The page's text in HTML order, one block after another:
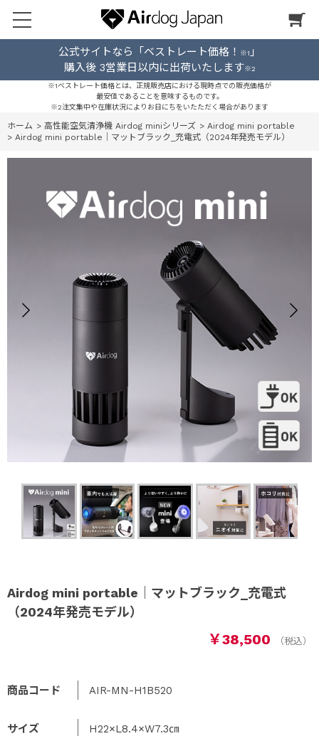
公式サイトなら「ベストレート価格！ ※1 」
購入後 3営業日以内に出荷いたします※2
※1ベストレート価格とは、正規販売店における現時点での販売価格が
最安値であることを意味するものです。
※2注文集中や在庫状況によりお日にちをいたただく場合があります
ホーム > 高性能空気清浄機 Airdog miniシリーズ > Airdog mini portable
> Airdog mini portable｜マットブラック_充電式（2024年発売モデル）
Airdog mini portable｜マットブラック_充電式
（2024年発売モデル）
￥38,500
商品コード AIR-MN-H1B520
サイズ H22×L8.4×W7.3㎝